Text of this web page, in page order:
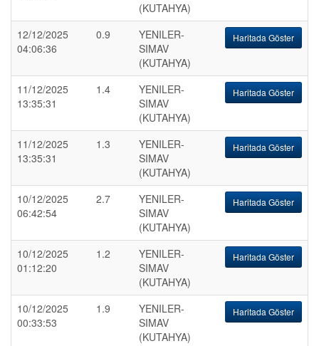
(KUTAHYA)
12/12/2025
04:06:36
0.9
YENILER-
SIMAV
(KUTAHYA)
Haritada Göster
11/12/2025
13:35:31
1.4
YENILER-
SIMAV
(KUTAHYA)
Haritada Göster
11/12/2025
13:35:31
1.3
YENILER-
SIMAV
(KUTAHYA)
Haritada Göster
10/12/2025
06:42:54
2.7
YENILER-
SIMAV
(KUTAHYA)
Haritada Göster
10/12/2025
01:12:20
1.2
YENILER-
SIMAV
(KUTAHYA)
Haritada Göster
10/12/2025
00:33:53
1.9
YENILER-
SIMAV
(KUTAHYA)
Haritada Göster